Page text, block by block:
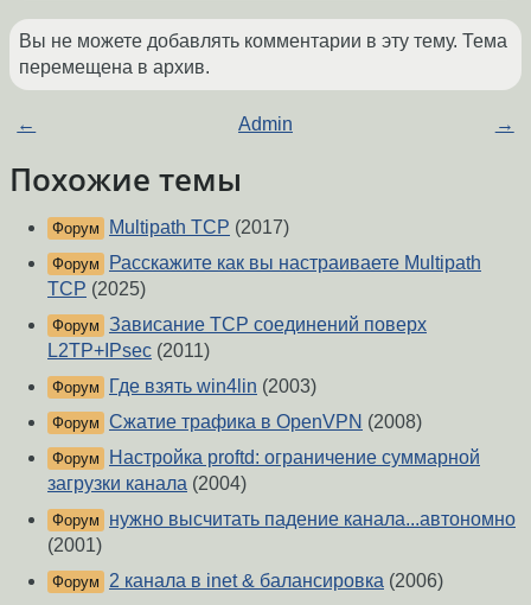
Вы не можете добавлять комментарии в эту тему. Тема
перемещена в архив.
← Admin →
Похожие темы
Форум Multipath TCP (2017)
Форум
Расскажите как вы настраиваете Multipath
TCP (2025)
Форум Зависание TCP соединений поверх
L2TP+IPsec (2011)
Форум Где взять win4lin (2003)
Форум Сжатие трафика в OpenVPN (2008)
Форум
Настройка proftd: ограничение суммарной
загрузки канала (2004)
Форум
нужно высчитать падение канала...автономно
(2001)
Форум 2 канала в inet & балансировка (2006)